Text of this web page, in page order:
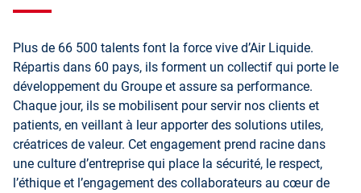
Plus de 66 500 talents font la force vive d’Air Liquide.
Répartis dans 60 pays, ils forment un collectif qui porte le
développement du Groupe et assure sa performance.
Chaque jour, ils se mobilisent pour servir nos clients et
patients, en veillant à leur apporter des solutions utiles,
créatrices de valeur. Cet engagement prend racine dans
une culture d’entreprise qui place la sécurité, le respect,
l’éthique et l’engagement des collaborateurs au cœur de